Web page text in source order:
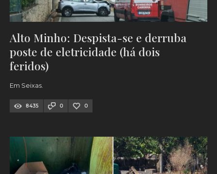
Alto Minho: Despista-se e derruba
poste de eletricidade (há dois
feridos)
Em Seixas.
8435 0 0